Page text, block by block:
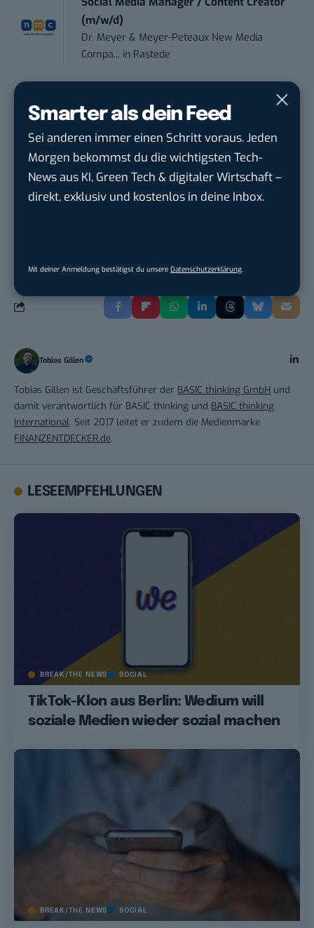
Smarter als dein Feed
Sei anderen immer einen Schritt voraus. Jeden
Morgen bekommst du die wichtigsten Tech-
News aus KI, Green Tech & digitaler Wirtschaft –
direkt, exklusiv und kostenlos in deine Inbox.
Mit deiner Anmeldung bestätigst du unsere Datenschutzerklärung.
(m/w/d)
Dr. Meyer & Meyer-Peteaux New Media
Compa... in Rastede
Personalwerk GmbHinKarben
Content Creator (m/w/d)
OAS AGin Bremen
Tobias Gillen
Tobias Gillen ist Geschäftsführer der BASIC thinking GmbH und
damit verantwortlich für BASIC thinking und BASIC thinking
International. Seit 2017 leitet er zudem die Medienmarke
FINANZENTDECKER.de.
LESEEMPFEHLUNGEN
BREAK/THE NEWS SOCIAL
TikTok-Klon aus Berlin: Wedium will
soziale Medien wieder sozial machen
BREAK/THE NEWS SOCIAL